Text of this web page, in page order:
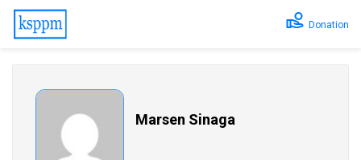
Donation
Marsen Sinaga